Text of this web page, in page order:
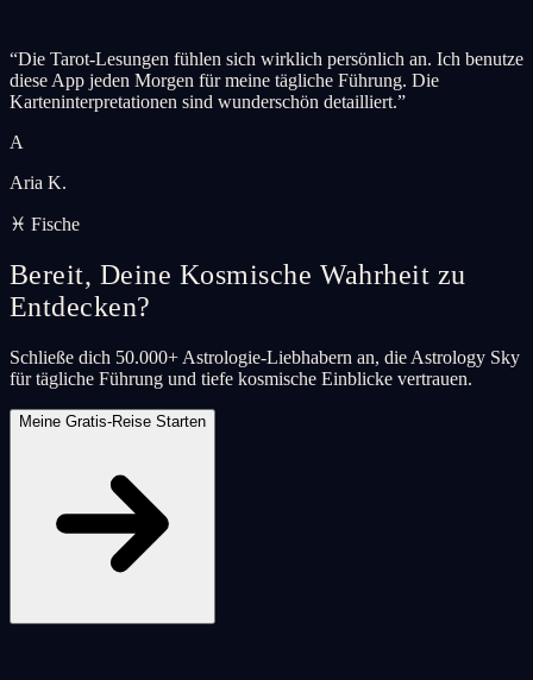
“Die Tarot-Lesungen fühlen sich wirklich persönlich an. Ich benutze
diese App jeden Morgen für meine tägliche Führung. Die
Karteninterpretationen sind wunderschön detailliert.”
A
Aria K.
♓ Fische
Bereit, Deine Kosmische Wahrheit zu
Entdecken?
Schließe dich 50.000+ Astrologie-Liebhabern an, die Astrology Sky
für tägliche Führung und tiefe kosmische Einblicke vertrauen.
Meine Gratis-Reise Starten